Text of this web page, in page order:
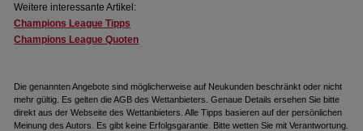
Weitere interessante Artikel:
Champions League Tipps
Champions League Quoten
Die genannten Angebote sind möglicherweise auf Neukunden beschränkt oder nicht
mehr gültig. Es gelten die AGB des Wettanbieters. Genaue Details ersehen Sie bitte
direkt aus der Webseite des Wettanbieters. Alle Tipps basieren auf der persönlichen
Meinung des Autors. Es gibt keine Erfolgsgarantie. Bitte wetten Sie mit Verantwortung.